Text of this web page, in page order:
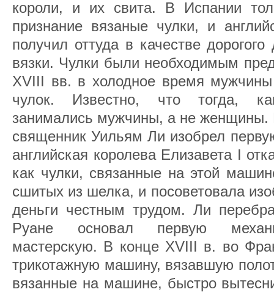
короли, и их свита. В Испании
признание вязаные чулки, и
получил оттуда в качестве
вязки. Чулки были необходимым
XVIII вв. в холодное время
чулок. Известно, что тогда,
занимались мужчины, а не женщины.
священник Уильям Ли изобрел
английская королева Елизавета I
как чулки, связанные на этой
сшитых из шелка, и посоветовала
деньги честным трудом. Ли
Руане основал первую
мастерскую. В конце XVIII в. во
трикотажную машину, вязавшую
вязанные на машине, быстро